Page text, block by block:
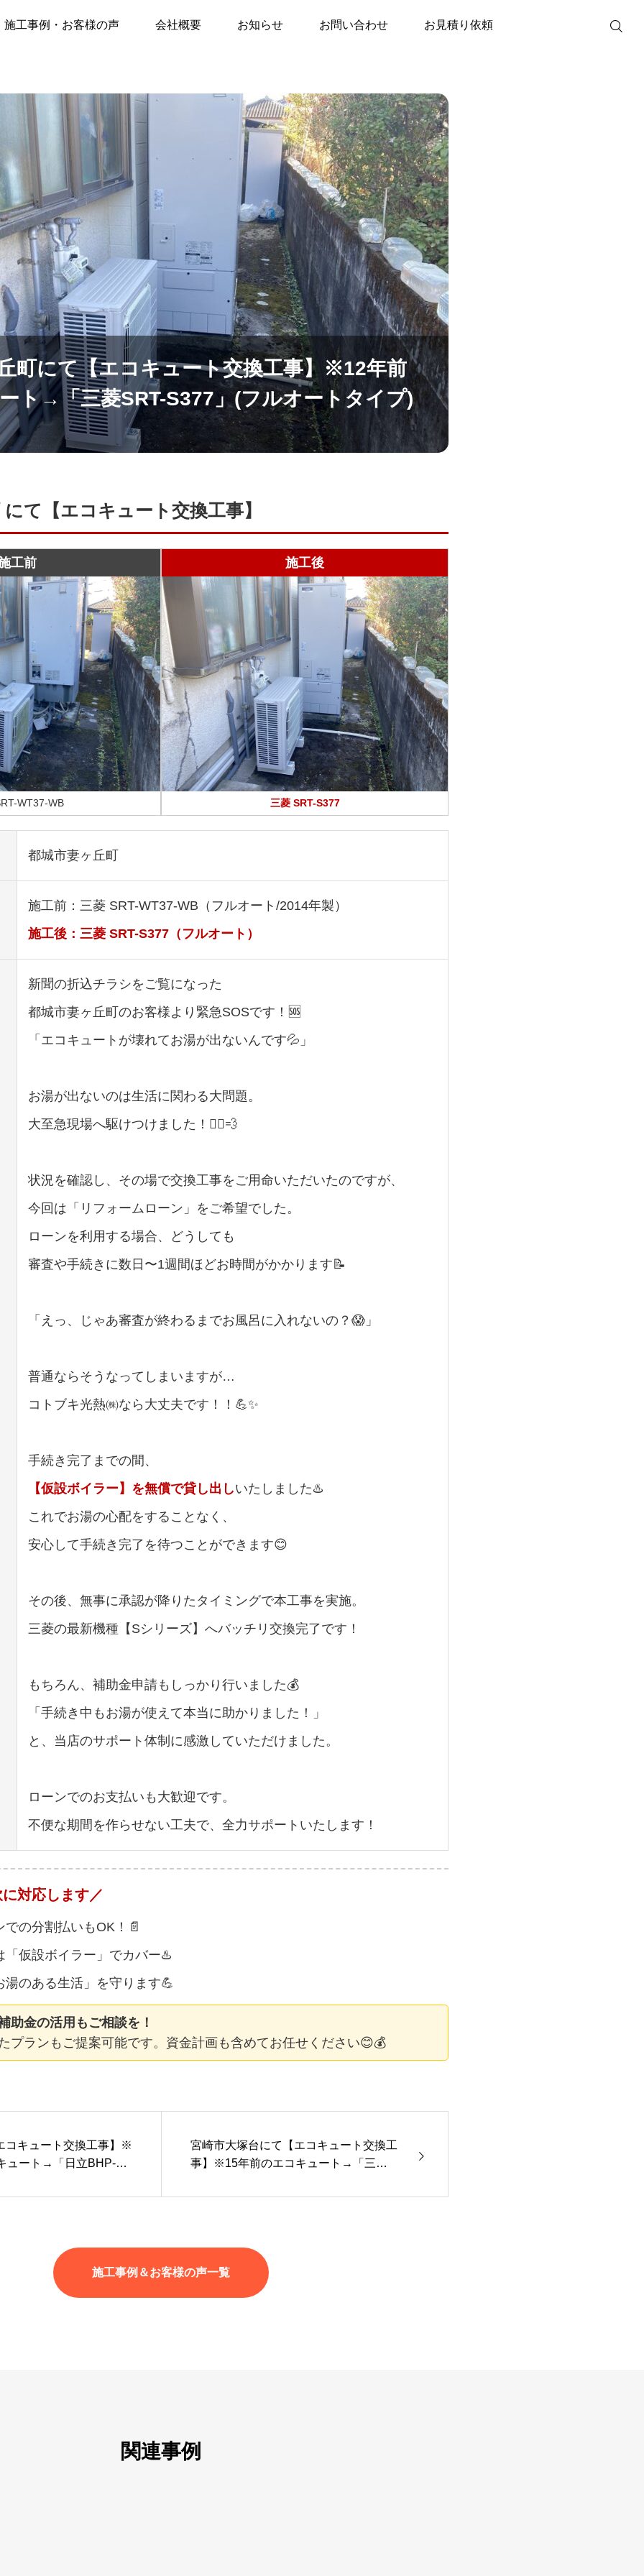
施工事例・お客様の声 会社概要 お知らせ お問い合わせ お見積り依頼
施工事例 都城市妻ケ丘町にて【エコキュート交換工事】※12年前のエコキュート→「三菱SRT-S377」(フルオートタイプ)
町にて【エコキュート交換工事】※12年前
ト→「三菱SRT-S377」(フルオートタイプ)
て【エコキュート交換工事】
工前
WT37-WB
施工後
三菱 SRT-S377
都城市妻ヶ丘町
施工前：三菱 SRT-WT37-WB（フルオート/2014年製）
施工後：三菱 SRT-S377（フルオート）
新聞の折込チラシをご覧になった
都城市妻ヶ丘町のお客様より緊急SOSです！🆘
「エコキュートが壊れてお湯が出ないんです💦」
お湯が出ないのは生活に関わる大問題。
大至急現場へ駆けつけました！🏃‍♂️💨
状況を確認し、その場で交換工事をご用命いただいたのですが、
今回は「リフォームローン」をご希望でした。
ローンを利用する場合、どうしても
審査や手続きに数日〜1週間ほどお時間がかかります📝
「えっ、じゃあ審査が終わるまでお風呂に入れないの？😱」
普通ならそうなってしまいますが…
コトブキ光熱㈱なら大丈夫です！！💪✨
手続き完了までの間、
【仮設ボイラー】を無償で貸し出しいたしました♨️
これでお湯の心配をすることなく、
安心して手続き完了を待つことができます😊
その後、無事に承認が降りたタイミングで本工事を実施。
三菱の最新機種【Sシリーズ】へバッチリ交換完了です！
もちろん、補助金申請もしっかり行いました💰
「手続き中もお湯が使えて本当に助かりました！」
と、当店のサポート体制に感激していただけました。
ローンでのお支払いも大歓迎です。
不便な期間を作らせない工夫で、全力サポートいたします！
対応します／
での分割払いもOK！📄
「仮設ボイラー」でカバー♨️
湯のある生活」を守ります💪
助金の活用もご相談を！
プランもご提案可能です。資金計画も含めてお任せください😊💰
コキュート交換工事】※
ュート→「日立BHP-ZA
宮崎市大塚台にて【エコキュート交換工
事】※15年前のエコキュート→「三菱S
施工事例＆お客様の声一覧
関連事例